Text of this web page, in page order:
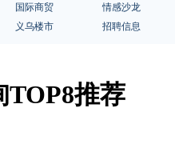
国际商贸 情感沙龙
义乌楼市 招聘信息
TOP8推荐